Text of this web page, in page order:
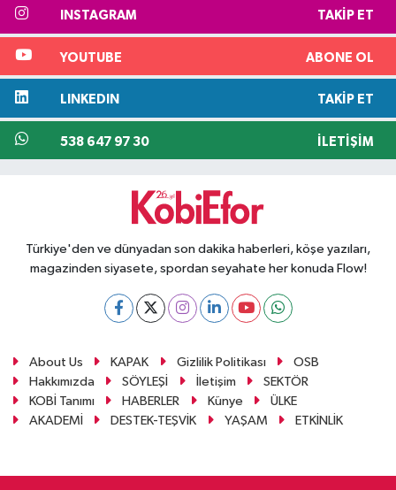
INSTAGRAM TAKIP ET
YOUTUBE ABONE OL
LINKEDIN TAKIP ET
538 647 97 30 İLETIŞIM
Türkiye'den ve dünyadan son dakika haberleri, köşe yazıları,
magazinden siyasete, spordan seyahate her konuda Flow!
About Us KAPAK Gizlilik Politikası
OSB
Hakkımızda
SÖYLEŞİ İletişim
SEKTÖR
KOBİ Tanımı
HABERLER Künye
ÜLKE
AKADEMİ
DESTEK-TEŞVİK YAŞAM ETKİNLİK